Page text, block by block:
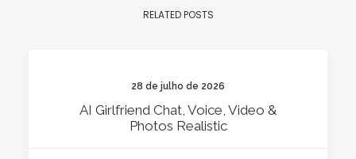
RELATED POSTS
28 de julho de 2026
AI Girlfriend Chat, Voice, Video &
Photos Realistic